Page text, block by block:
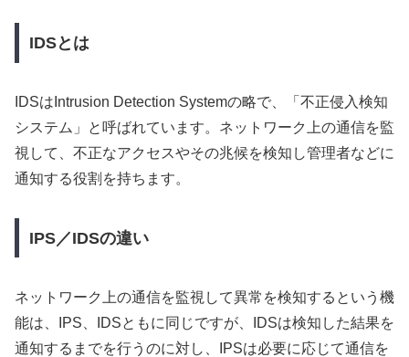
IDSとは
IDSはIntrusion Detection Systemの略で、「不正侵入検知
システム」と呼ばれています。ネットワーク上の通信を監
視して、不正なアクセスやその兆候を検知し管理者などに
通知する役割を持ちます。
IPS／IDSの違い
ネットワーク上の通信を監視して異常を検知するという機
能は、IPS、IDSともに同じですが、IDSは検知した結果を
通知するまでを行うのに対し、IPSは必要に応じて通信を